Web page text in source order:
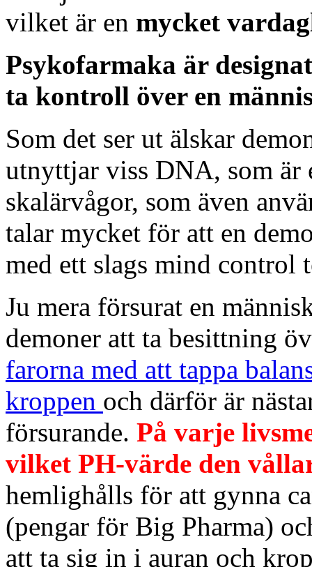
vilket är en mycket
Psykofarmaka är
ta kontroll över en
Som det ser ut älskar
utnyttjar viss DNA, som är
skalärvågor, som även
talar mycket för att en
med ett slags mind control
Ju mera försurat en
demoner att ta besittning
farorna med att tappa
kroppen och därför är
försurande. På varje
vilket PH-värde den
hemlighålls för att gynna
(pengar för Big Pharma)
att ta sig in i auran och